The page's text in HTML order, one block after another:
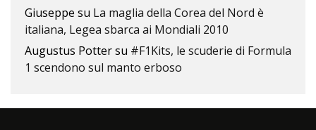
Giuseppe su La maglia della Corea del Nord è
italiana, Legea sbarca ai Mondiali 2010
Augustus Pottersu #F1Kits, le scuderie di Formula
1 scendono sul manto erboso